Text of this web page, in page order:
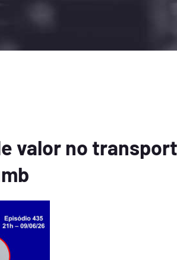
valor no